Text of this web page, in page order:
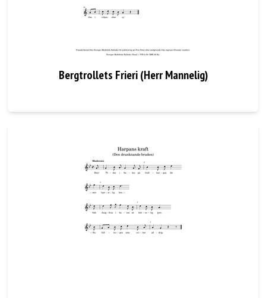
Bergtrollets Frieri (Herr Mannelig)